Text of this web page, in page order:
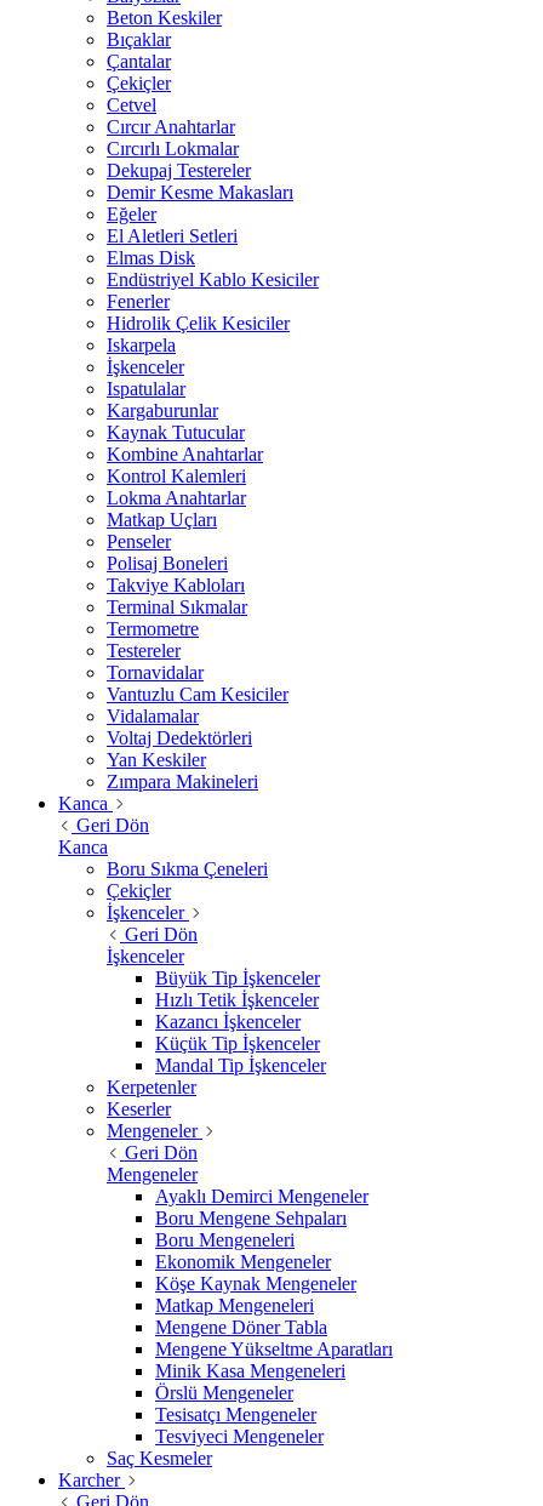
Beton Keskiler
Bıçaklar
Çantalar
Çekiçler
Cetvel
Cırcır Anahtarlar
Cırcırlı Lokmalar
Dekupaj Testereler
Demir Kesme Makasları
Eğeler
El Aletleri Setleri
Elmas Disk
Endüstriyel Kablo Kesiciler
Fenerler
Hidrolik Çelik Kesiciler
Iskarpela
İşkenceler
Ispatulalar
Kargaburunlar
Kaynak Tutucular
Kombine Anahtarlar
Kontrol Kalemleri
Lokma Anahtarlar
Matkap Uçları
Penseler
Polisaj Boneleri
Takviye Kabloları
Terminal Sıkmalar
Termometre
Testereler
Tornavidalar
Vantuzlu Cam Kesiciler
Vidalamalar
Voltaj Dedektörleri
Yan Keskiler
Zımpara Makineleri
Kanca
Geri Dön
Kanca
Boru Sıkma Çeneleri
Çekiçler
İşkenceler
Geri Dön
İşkenceler
Büyük Tip İşkenceler
Hızlı Tetik İşkenceler
Kazancı İşkenceler
Küçük Tip İşkenceler
Mandal Tip İşkenceler
Kerpetenler
Keserler
Mengeneler
Geri Dön
Mengeneler
Ayaklı Demirci Mengeneler
Boru Mengene Sehpaları
Boru Mengeneleri
Ekonomik Mengeneler
Köşe Kaynak Mengeneler
Matkap Mengeneleri
Mengene Döner Tabla
Mengene Yükseltme Aparatları
Minik Kasa Mengeneleri
Örslü Mengeneler
Tesisatçı Mengeneler
Tesviyeci Mengeneler
Saç Kesmeler
Karcher
Geri Dön